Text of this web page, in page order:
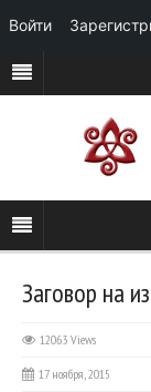
Заговор на
12063 Views
17 ноября, 2015
Войти